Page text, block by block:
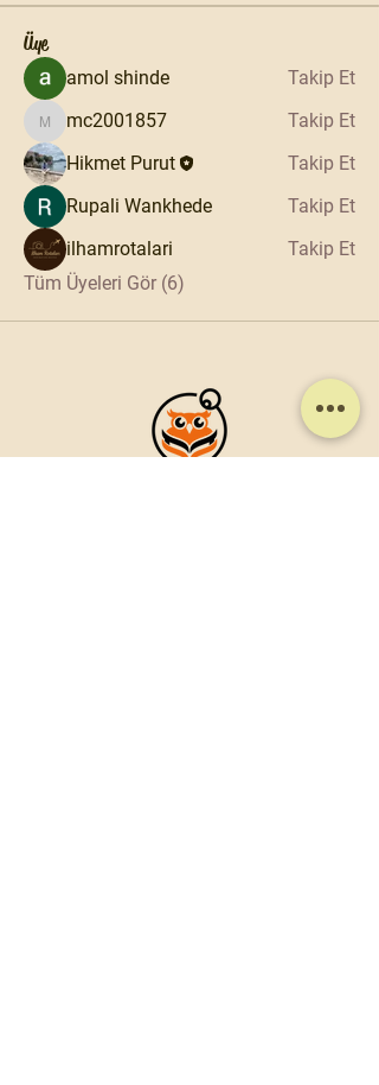
Üye
amol shinde Takip Et
mc2001857
mc2001857
Takip Et
Hikmet Purut
Takip Et
Rupali Wankhede
Takip Et
ilhamrotalari
Takip Et
Tüm Üyeleri Gör (6)